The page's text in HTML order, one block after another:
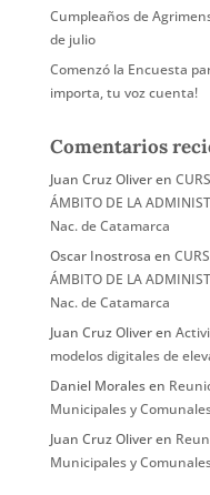
Cumpleaños de
de julio
Comenzó la Encuesta
importa, tu voz cuenta!
Comentarios
Juan Cruz Oliveren
ÁMBITO DE LA
Nac. de Catamarca
Oscar Inostrosa en
ÁMBITO DE LA
Nac. de Catamarca
Juan Cruz Oliveren
modelos digitales de
Daniel Moralesen
Municipales y
Juan Cruz Oliveren
Municipales y